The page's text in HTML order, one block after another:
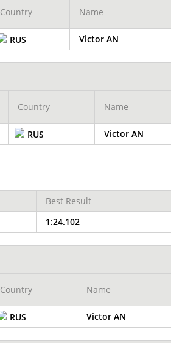
Country Name
RUS Victor AN
Country Name
RUS Victor AN
Best Result
1:24.102
Country Name
RUS Victor AN